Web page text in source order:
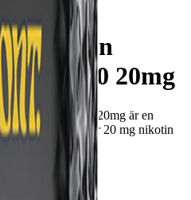
Edition
800 20mg
Passionfruit 800 20mg är en
innehåller 20 mg nikotin